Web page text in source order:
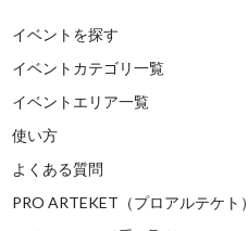
イベントを探す
イベントカテゴリ一覧
イベントエリア一覧
使い方
よくある質問
PRO ARTEKET（プロアルテケト）